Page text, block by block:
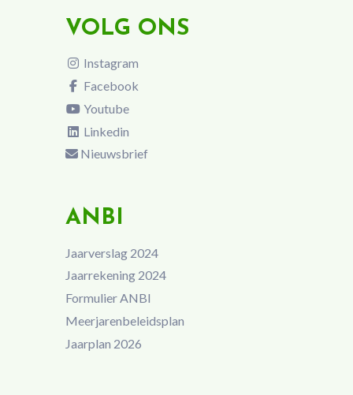
VOLG ONS
Instagram
Facebook
Youtube
Linkedin
Nieuwsbrief
ANBI
Jaarverslag 2024
Jaarrekening 2024
Formulier ANBI
Meerjarenbeleidsplan
Jaarplan 2026